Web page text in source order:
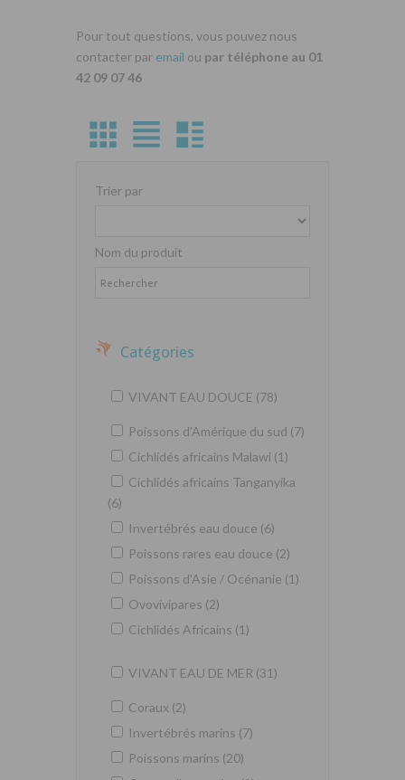
Pour tout questions, vous pouvez nous
contacter par email ou par téléphone au 01
42 09 07 46
Trier par
Nom du produit
Catégories
VIVANT EAU DOUCE (78)
Poissons d'Amérique du sud (7)
Cichlidés africains Malawi (1)
Cichlidés africains Tanganyika
(6)
Invertébrés eau douce (6)
Poissons rares eau douce (2)
Poissons d'Asie / Océnanie (1)
Ovovivipares (2)
Cichlidés Africains (1)
VIVANT EAU DE MER (31)
Coraux (2)
Invertébrés marins (7)
Poissons marins (20)